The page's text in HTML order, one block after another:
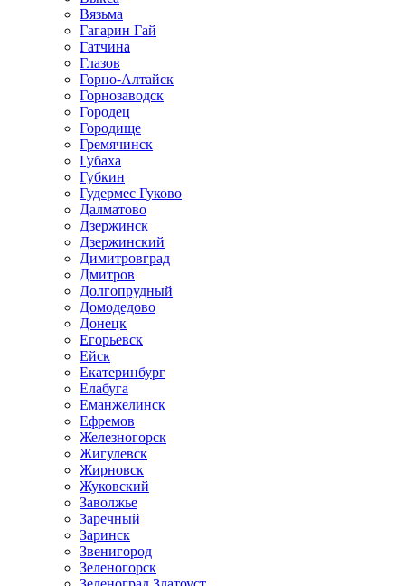
Вязьма
Гагарин Гай
Гатчина
Глазов
Горно-Алтайск
Горнозаводск
Городец
Городище
Гремячинск
Губаха
Губкин
Гудермес Гуково
Далматово
Дзержинск
Дзержинский
Димитровград
Дмитров
Долгопрудный
Домодедово
Донецк
Егорьевск
Ейск
Екатеринбург
Елабуга
Еманжелинск
Ефремов
Железногорск
Жигулевск
Жирновск
Жуковский
Заволжье
Заречный
Заринск
Звенигород
Зеленогорск